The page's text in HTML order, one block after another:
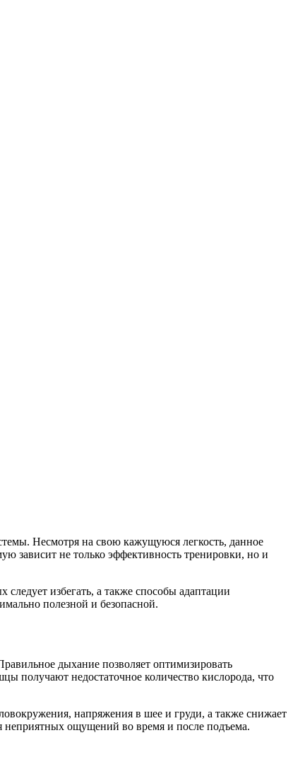
Несмотря на свою кажущуюся легкость, данное
зависит не только эффективность тренировки, но и
избегать, а также способы адаптации
полезной и безопасной.
дыхание позволяет оптимизировать
получают недостаточное количество кислорода, что
напряжения в шее и груди, а также снижает
ощущений во время и после подъема.